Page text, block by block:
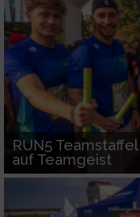
RUN5
auf Teamgeist